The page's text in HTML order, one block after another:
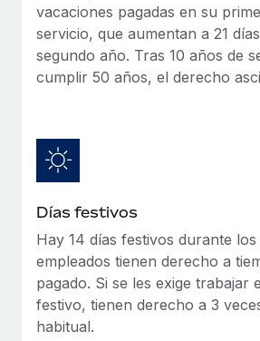
Comprobaciones de
Simplifica los procesos de cribado
Cumplimiento normativo
Gestión de dispositivos
en todo el mundo.
Apertura de entidades
Abre entidades conforme a la
Movilidad y reubicación
Nómina global
EOR y PEO
Impuestos
Explora el blog
BLOG
Novedades de producto de
Integraciones con Gusto y
Management Plus
vacaciones pagadas en su
servicio, que aumentan a 21
segundo año. Tras 10 años de
cumplir 50 años, el derecho
Días festivos
Hay 14 días festivos durante
empleados tienen derecho a
pagado. Si se les exige trabajar
festivo, tienen derecho a 3
habitual.